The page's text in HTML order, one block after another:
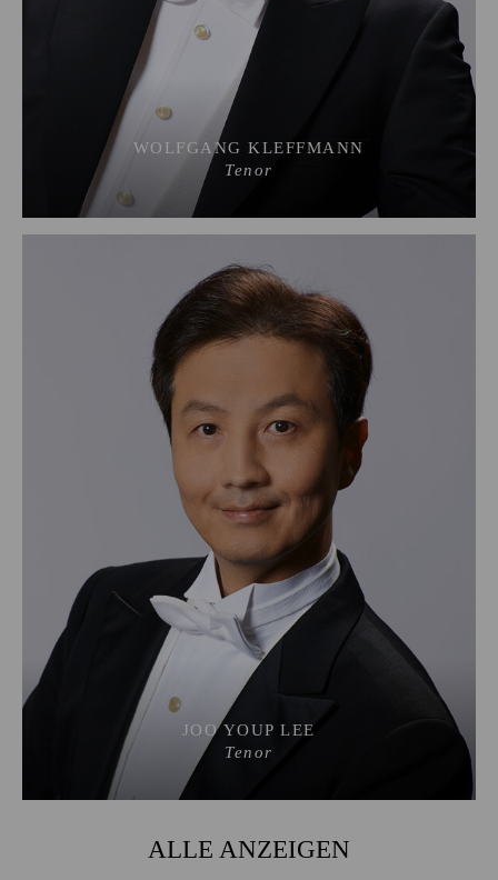
WOLFGANG KLEFFMANN
Tenor
JOO YOUP LEE
Tenor
ALLE ANZEIGEN